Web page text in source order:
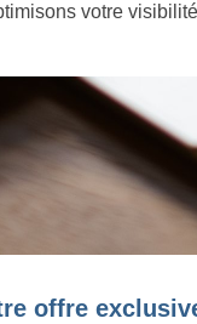
votre
offre